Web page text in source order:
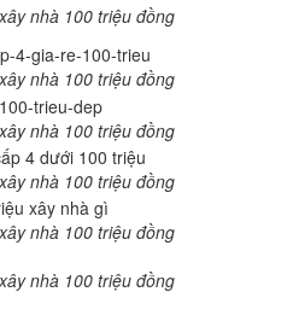
nhà 100 triệu đồng
nhà 100 triệu đồng
nhà 100 triệu đồng
nhà 100 triệu đồng
nhà 100 triệu đồng
nhà 100 triệu đồng